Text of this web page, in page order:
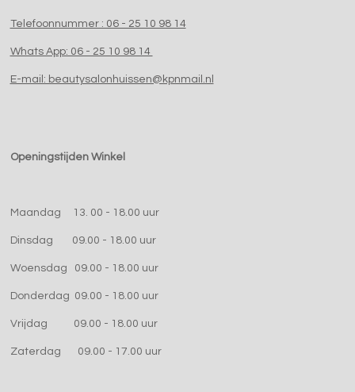
Telefoonnummer : 06 - 25 10 98 14
Whats App: 06 - 25 10 98 14
E-mail: beautysalonhuissen@kpnmail.nl
Openingstijden Winkel
Maandag 13. 00 - 18.00 uur
Dinsdag 09.00 - 18.00 uur
Woensdag 09.00 - 18.00 uur
Donderdag 09.00 - 18.00 uur
Vrijdag 09.00 - 18.00 uur
Zaterdag 09.00 - 17.00 uur